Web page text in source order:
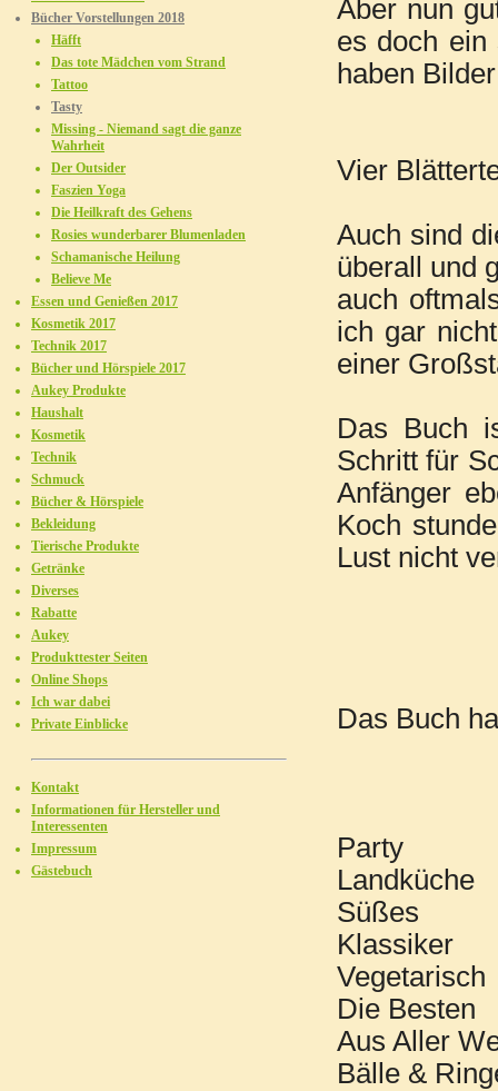
Aber nun
es doch ein
haben
Vier
Auch sind
überall und
auch
ich gar
einer
Das Buch
Schritt für
Anfänger
Koch
Lust nicht
Das Buch
Party
Landküche
Süßes
Klassiker
Vegetarisch
Die Besten
Aus Aller
Bälle &
Bücher Vorstellungen 2018
Häfft
Das tote Mädchen vom Strand
Tattoo
Tasty
Missing - Niemand sagt die ganze
Wahrheit
Der Outsider
Faszien Yoga
Die Heilkraft des Gehens
Rosies wunderbarer Blumenladen
Schamanische Heilung
Believe Me
Essen und Genießen 2017
Kosmetik 2017
Technik 2017
Bücher und Hörspiele 2017
Aukey Produkte
Haushalt
Kosmetik
Technik
Schmuck
Bücher & Hörspiele
Bekleidung
Tierische Produkte
Getränke
Diverses
Rabatte
Aukey
Produkttester Seiten
Online Shops
Ich war dabei
Private Einblicke
Kontakt
Informationen für Hersteller und
Interessenten
Impressum
Gästebuch